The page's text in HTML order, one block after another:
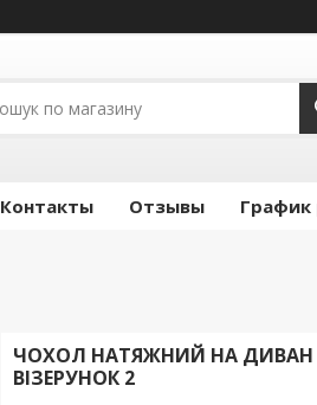
Контакты Отзывы
ЧОХОЛ НАТЯЖНИЙ НА ДИВАН
ВІЗЕРУНОК 2